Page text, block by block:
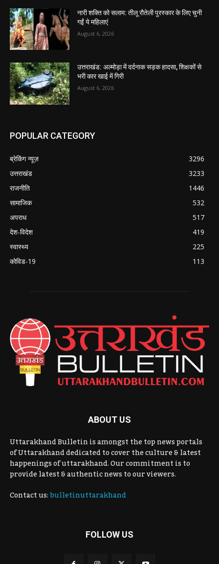
नारी शक्ति को सलाम: तीलू रौतेली पुरस्कार के लिए चुनी
गईं ये महिलाएं
August 6, 2026
उत्तराखंड: अल्मोड़ा में दर्दनाक सड़क हादसा, शिक्षकों से
भरी कार खाई में गिरी
August 6, 2026
POPULAR CATEGORY
ब्रेकिंग न्यूज़
3296
उत्तराखंड
3233
राजनीति
1446
सामाजिक
532
अपराध
517
देश-विदेश
419
स्वास्थ्य
225
कोविड-19
113
ABOUT US
Uttarakhand Bulletin is amongst the top news portals
of Uttarakhand dedicated to cover the culture & latest
happenings of uttarakhand. Our commitment is to
provide latest & authentic news to our viewers.
Contact us:bulletinuttarakhand
FOLLOW US